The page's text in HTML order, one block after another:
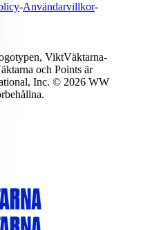
-Användarvillkor-
ViktVäktarna-
och Points är
Inc. © 2026 WW